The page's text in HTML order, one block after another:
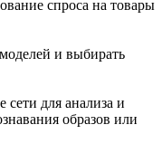
спроса на товары
и выбирать
для анализа и
образов или